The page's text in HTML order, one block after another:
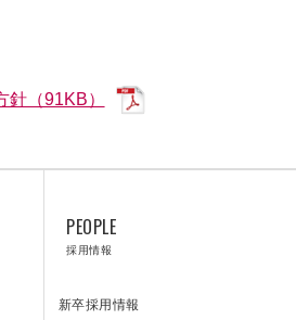
（91KB）
PEOPLE
採用情報
新卒採用情報